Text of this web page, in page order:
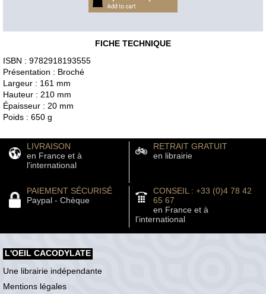
FICHE TECHNIQUE
ISBN : 9782918193555
Présentation : Broché
Largeur : 161 mm
Hauteur : 210 mm
Épaisseur : 20 mm
Poids : 650 g
LIVRAISON
en France et à
l'international
RETRAIT GRATUIT
en librairie
PAIEMENT SÉCURISÉ
Paypal - Chèque
CONSEIL : +33 (0)4 78 42
65 67
en France et à
l'international
L'OEIL CACODYLATE
Une librairie indépendante
Mentions légales